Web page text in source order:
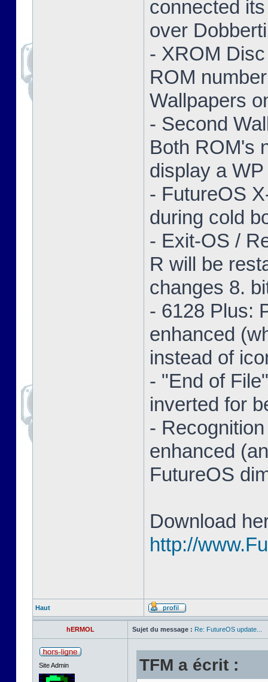
connected
over
- XROM
ROM
Wallpapers
- Second
Both ROM's
display a
- FutureOS
during cold
- Exit-OS /
R will be
changes 8.
- 6128 Plus:
enhanced
instead of
- "End of
inverted for
-
enhanced
FutureOS
Download
http://
Haut
hERMOL Sujet du message : Re: FutureOS update...
Site Admin TFM a écrit :